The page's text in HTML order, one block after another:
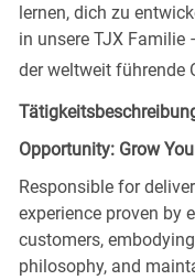
lernen, dich zu
in unsere TJX Familie
der weltweit führende
Opportunity: Grow
Responsible for
experience proven by
customers,
philosophy, and